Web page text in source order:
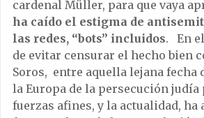
cardenal Müller, para que vaya
ha caído el estigma de
las redes, “bots” incluidos. En
de evitar censurar el hecho bien
Soros, entre aquella lejana fecha
la Europa de la persecución judía
fuerzas afines, y la actualidad, ha